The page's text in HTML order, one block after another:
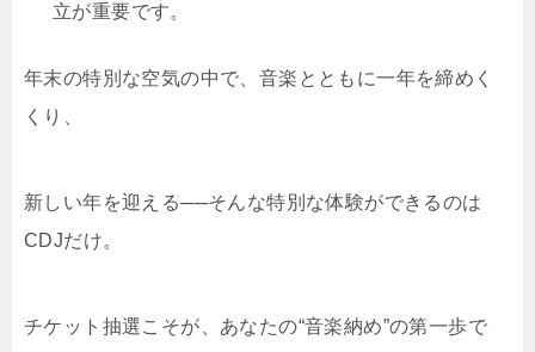
立が重要です。
年末の特別な空気の中で、音楽とともに一年を締めく
くり、
新しい年を迎える──そんな特別な体験ができるのは
CDJだけ。
チケット抽選こそが、あなたの“音楽納め”の第一歩で